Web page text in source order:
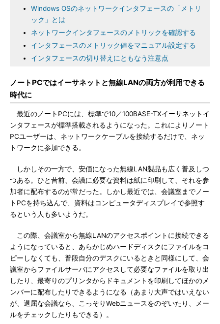
Windows OSのネットワークインタフェースの「メトリ
ック」とは
ネットワークインタフェースのメトリックを確認する
インタフェースのメトリック値をマニュアル設定する
インタフェースの切り替えにともなう注意点
ノートPCではイーサネットと無線LANの両方が利用できる
時代に
最近のノートPCには、標準で10／100BASE-TXイーサネットイ
ンタフェースが標準搭載されるようになった。これによりノート
PCユーザーは、ネットワークケーブルを接続するだけで、ネッ
トワークに参加できる。
しかしその一方で、安価になった無線LAN製品も広く普及しつ
つある。ひと昔前、会議に必要な資料は紙に印刷して、それを参
加者に配布するのが常だった。しかし最近では、会議室までノー
トPCを持ち込んで、資料はコンピュータディスプレイで参照す
るという人も多いようだ。
この際、会議室から無線LANのアクセスポイントに接続できる
ようになっていると、あらかじめハードディスクにファイルをコ
ピーしなくても、普段自分のデスクにいるときと同様にして、会
議室からファイルサーバにアクセスして必要なファイルを取り出
したり、最寄りのプリンタからドキュメントを印刷してほかのメ
ンバーに配布したりできるようになる（あまり大声ではいえない
が、退屈な会議なら、こっそりWebニュースをのぞいたり、メー
ルをチェックしたりもできる）。